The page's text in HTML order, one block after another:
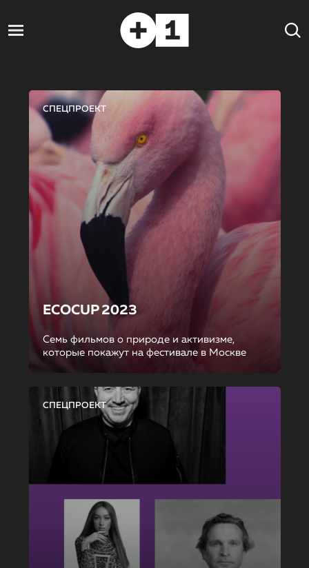
СПЕЦПРОЕКТ
ECOCUP 2023
Семь фильмов о природе и активизме,
которые покажут на фестивале в Москве
СПЕЦПРОЕКТ